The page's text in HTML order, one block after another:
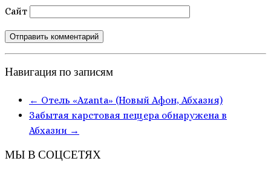
Сайт
Навигация по записям
← Отель «Azanta» (Новый Афон, Абхазия)
Забытая карстовая пещера обнаружена в
Абхазии →
МЫ В СОЦСЕТЯХ